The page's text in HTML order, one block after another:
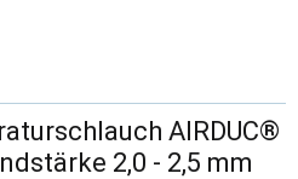
AIRDUC®
2,0 - 2,5 mm